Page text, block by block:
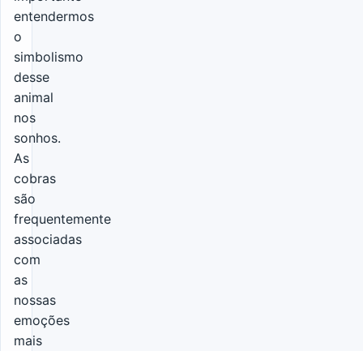
entendermos
o
simbolismo
desse
animal
nos
sonhos.
As
cobras
são
frequentemente
associadas
com
as
nossas
emoções
mais